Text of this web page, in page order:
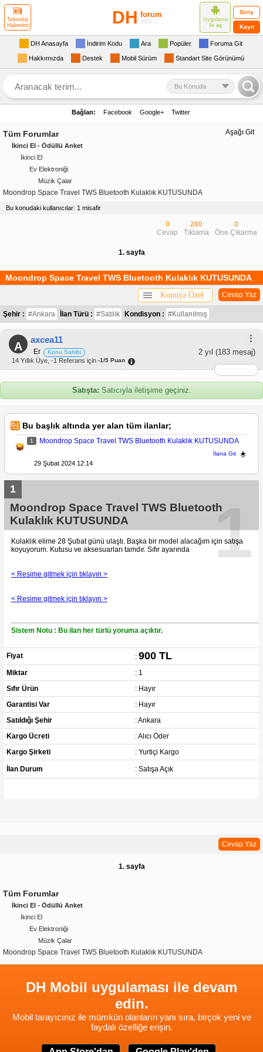
Teknoloji
Haberleri
DH forum
mini
Uygulama
ile aç
Giriş
Kayıt
DH Anasayfa İndirim Kodu Ara Popüler Foruma Git
Hakkımızda Destek Mobil Sürüm Standart Site Görünümü
Bu Konuda
Bağlan: Facebook Google+ Twitter
Aşağı Git
Tüm Forumlar
İkinci El - Ödüllü Anket
İkinci El
Ev Elektroniği
Müzik Çalar
Moondrop Space Travel TWS Bluetooth Kulaklık KUTUSUNDA
Bu konudaki kullanıcılar: 1 misafir
0
Cevap
280
Tıklama
0
Öne Çıkarma
1. sayfa
Moondrop Space Travel TWS Bluetooth Kulaklık KUTUSUNDA
Cevap Yaz
Konuya Özel
Şehir : #Ankara İlan Türü : #Satılık Kondisyon : #Kullanılmış
A
axcea11
2 yıl (183 mesaj)
Er Konu Sahibi
14 Yıllık Üye, -1 Referans için -1/5 Puan
Satışta: Satıcıyla iletişime geçiniz.
Bu başlık altında yer alan tüm ilanlar;
1 Moondrop Space Travel TWS Bluetooth Kulaklık KUTUSUNDA
İlana Git
29 Şubat 2024 12:14
1
1
Moondrop Space Travel TWS Bluetooth
Kulaklık KUTUSUNDA
Kulaklık elime 28 Şubat günü ulaştı. Başka bir model alacağım için satışa
koyuyorum. Kutusu ve aksesuarları tamdır. Sıfır ayarında
< Resime gitmek için tıklayın >
< Resime gitmek için tıklayın >
Sistem Notu : Bu ilan her türlü yoruma açıktır.
Fiyat :900 TL
Miktar
: 1
Sıfır Ürün
: Hayır
Garantisi Var
: Hayır
Satıldığı Şehir
: Ankara
Kargo Ücreti
: Alıcı Öder
Kargo Şirketi
: Yurtiçi Kargo
İlan Durum : Satışa Açık
Cevap Yaz
1. sayfa
Tüm Forumlar
İkinci El - Ödüllü Anket
İkinci El
Ev Elektroniği
Müzik Çalar
Moondrop Space Travel TWS Bluetooth Kulaklık KUTUSUNDA
DH Mobil uygulaması ile devam
edin.
Mobil tarayıcınız ile mümkün olanların yanı sıra, birçok yeni ve
faydalı özelliğe erişin.